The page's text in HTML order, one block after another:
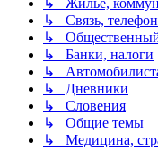
↳ Связь,
↳ Общественный
↳ Банки, налоги
↳
↳ Дневники
↳ Словения
↳ Общие темы
↳ Медицина,